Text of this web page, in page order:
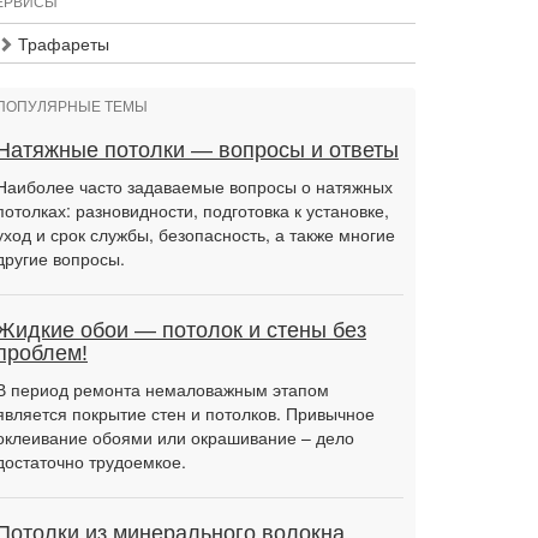
Трафареты
ТЕМЫ
потолки — вопросы и ответы
часто задаваемые вопросы о натяжных
разновидности, подготовка к установке,
и срок службы, безопасность, а также многие
вопросы.
обои — потолок и стены без
период ремонта немаловажным этапом
покрытие стен и потолков. Привычное
обоями или окрашивание – дело
трудоемкое.
из минерального волокна